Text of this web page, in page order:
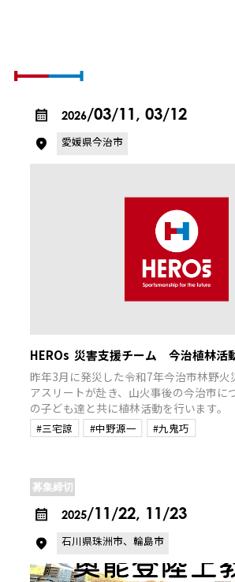
2026/03/11, 03/12
愛媛県今治市
HEROs 災害支援チーム 今治植林活
昨年3月に発災した令和7年今治市林野火
アスリートが赴き、山火事後の今治市に
の子ども達と共に植林活動を行います。
#三宅諒 #中野源一 #九鬼巧
募集締切
2025/11/22, 11/23
石川県珠洲市、輪島市